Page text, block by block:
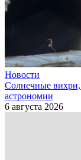
Новости
Солнечные вихри,
астрономии
6 августа 2026